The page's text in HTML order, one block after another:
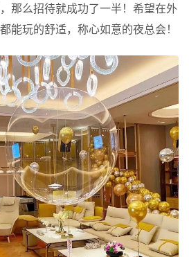
那么招待就成功了一半！希望在外
能玩的舒适，称心如意的夜总会！